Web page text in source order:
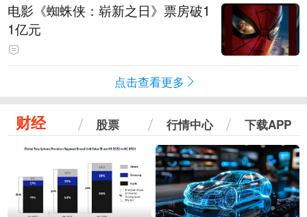
电影《蜘蛛侠：崭新之日》票房破1
1亿元
点击查看更多
财经 股票 行情中心 下载APP